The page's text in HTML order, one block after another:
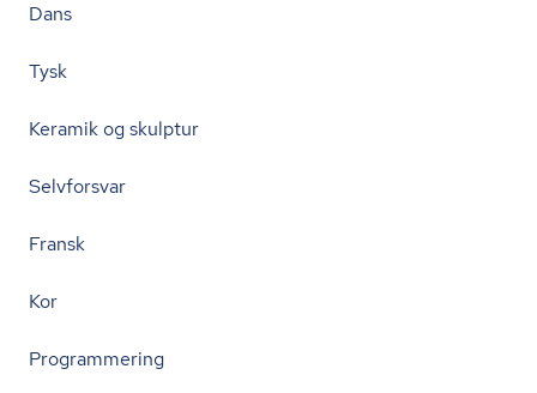
Dans
Tysk
Keramik og skulptur
Selvforsvar
Fransk
Kor
Programmering